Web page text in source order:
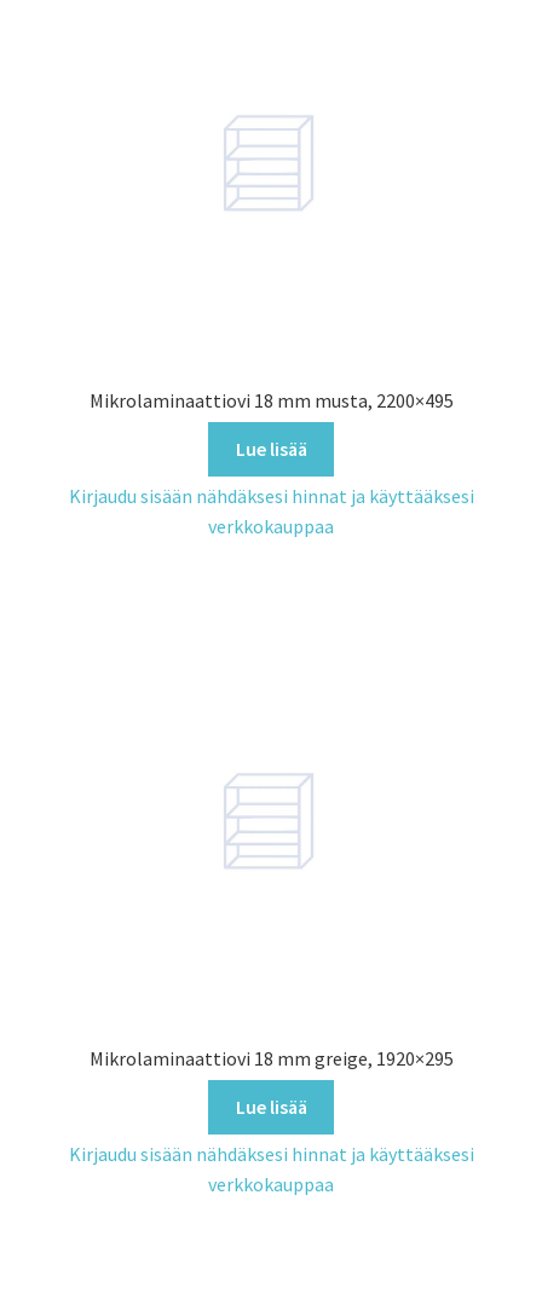
Mikrolaminaattiovi 18 mm musta, 2200×495
Lue lisää
Kirjaudu sisään nähdäksesi hinnat ja käyttääksesi
verkkokauppaa
Mikrolaminaattiovi 18 mm greige, 1920×295
Lue lisää
Kirjaudu sisään nähdäksesi hinnat ja käyttääksesi
verkkokauppaa